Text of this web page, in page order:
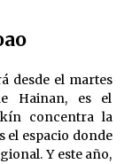
desde el martes
Hainan, es el
concentra la
el espacio donde
Y este año,